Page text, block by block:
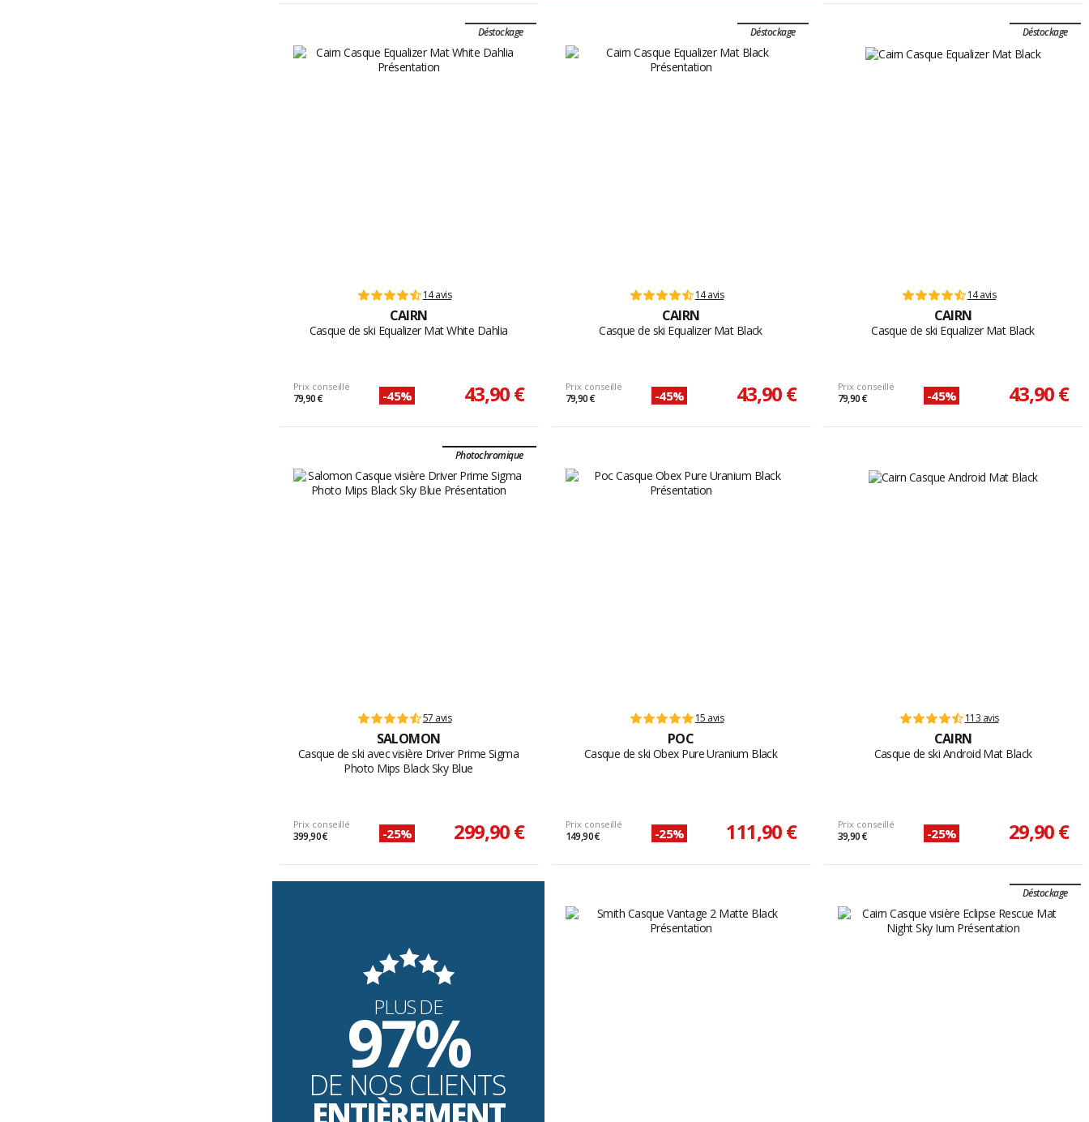
Déstockage
14 avis
CAIRN
Casque de ski Equalizer Mat White Dahlia
Prix conseillé
79,90 € -45% 43,90 €
Déstockage
14 avis
CAIRN
Casque de ski Equalizer Mat Black
Prix conseillé
79,90 € -45% 43,90 €
Déstockage
14 avis
CAIRN
Casque de ski Equalizer Mat Black
Prix conseillé
79,90 € -45% 43,90 €
Photochromique
57 avis
SALOMON
Casque de ski avec visière Driver Prime Sigma
Photo Mips Black Sky Blue
Prix conseillé
399,90 € -25% 299,90 €
15 avis
POC
Casque de ski Obex Pure Uranium Black
Prix conseillé
149,90 € -25% 111,90 €
113 avis
CAIRN
Casque de ski Android Mat Black
Prix conseillé
39,90 € -25% 29,90 €
PLUS DE
97%
DE NOS CLIENTS
Déstockage